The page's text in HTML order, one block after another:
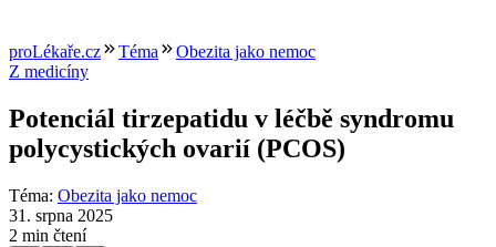
proLékaře.cz Téma
Obezita jako nemoc
Z medicíny
Potenciál tirzepatidu v léčbě syndromu
polycystických ovarií (PCOS)
Téma: Obezita jako nemoc
31. srpna 2025
2 min čtení